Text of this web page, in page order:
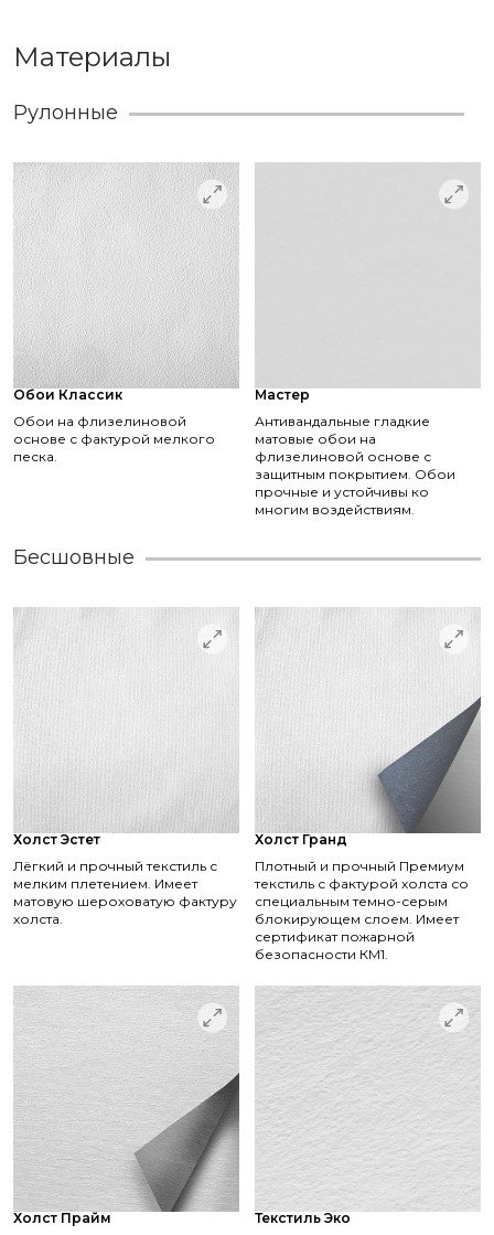
Материалы
Рулонные
Обои Классик
Обои на флизелиновой
основе с фактурой мелкого
песка.
Мастер
Антивандальные гладкие
матовые обои на
флизелиновой основе с
защитным покрытием. Обои
прочные и устойчивы ко
многим воздействиям.
Бесшовные
Холст Эстет
Лёгкий и прочный текстиль с
мелким плетением. Имеет
матовую шероховатую фактуру
холста.
Холст Гранд
Плотный и прочный Премиум
текстиль с фактурой холста со
специальным темно-серым
блокирующем слоем. Имеет
сертификат пожарной
безопасности КМ1.
Холст Прайм
Текстиль Эко